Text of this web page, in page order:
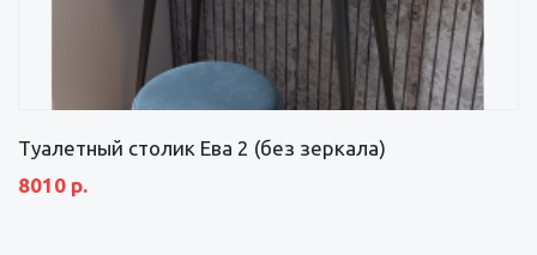
Туалетный столик Ева 2 (без зеркала)
8010 р.